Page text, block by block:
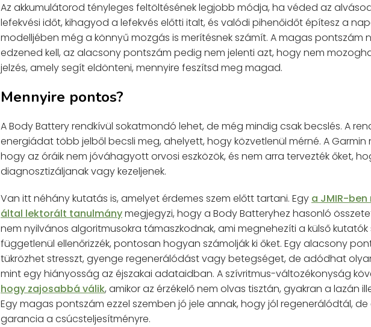
Az akkumulátorod tényleges feltöltésének legjobb módja, ha véded az
lefekvési időt, kihagyod a lefekvés előtti italt, és valódi pihenőidőt építesz a
modelljében még a könnyű mozgás is merítésnek számít. A magas pontszám
edzened kell, az alacsony pontszám pedig nem jelenti azt, hogy nem
jelzés, amely segít eldönteni, mennyire feszítsd meg magad.
Mennyire pontos?
A Body Battery rendkívül sokatmondó lehet, de még mindig csak becslés. A
energiádat több jelből becsli meg, ahelyett, hogy közvetlenül mérné. A Garmin
hogy az óráik nem jóváhagyott orvosi eszközök, és nem arra tervezték őket,
diagnosztizáljanak vagy kezeljenek.
Van itt néhány kutatás is, amelyet érdemes szem előtt tartani. Egy a JMIR-
által lektorált tanulmánymegjegyzi, hogy a Body Batteryhez hasonló
nem nyilvános algoritmusokra támaszkodnak, ami megnehezíti a külső
függetlenül ellenőrizzék, pontosan hogyan számolják ki őket. Egy alacsony
tükrözhet stresszt, gyenge regenerálódást vagy betegséget, de adódhat
mint egy hiányosság az éjszakai adataidban. A szívritmus-változékonyság
hogy zajosabbá válik, amikor az érzékelő nem olvas tisztán, gyakran a lazán
Egy magas pontszám ezzel szemben jó jele annak, hogy jól regenerálódtál,
garancia a csúcsteljesítményre.